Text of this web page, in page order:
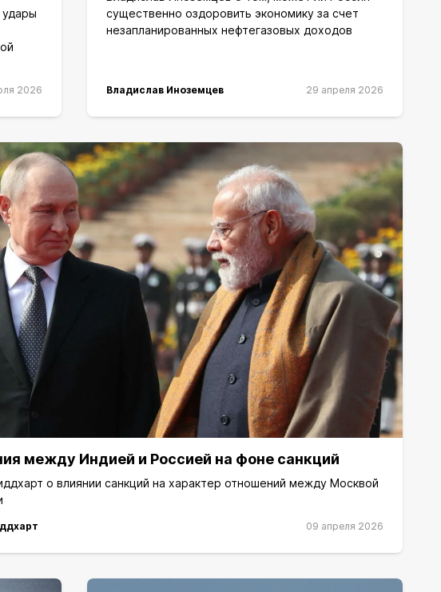
удары
2026
существенно оздоровить экономику за счет
незапланированных нефтегазовых доходов
Владислав Иноземцев 29 апреля 2026
между Индией и Россией на фоне санкций
о влиянии санкций на характер отношений между Москвой
09 апреля 2026